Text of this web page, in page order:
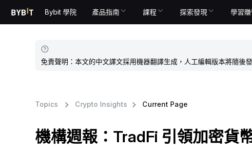
Bybit 學院 產品指南 課程 探索發現 學習
免責聲明：本文的中文譯文採用機器翻譯生成，人工編輯版本將隨後發
Topics Crypto Insights Current Page
機構週報：TradFi 引領加密貨